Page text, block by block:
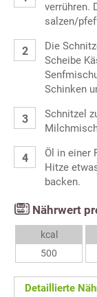
verrühren.
salzen/
Die
Scheibe
Schinken
Schnitzel
Öl in einer
Hitze
backen.
Nährwert
kcal
500
Detaillierte